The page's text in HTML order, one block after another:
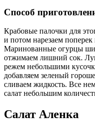
Способ
Крабовые палочки для
и потом нарезаем
Маринованные огурцы
отжимаем лишний сок.
режем небольшими
добавляем зеленый
сливаем жидкость. Все
салат небольшим
Салат Аленка